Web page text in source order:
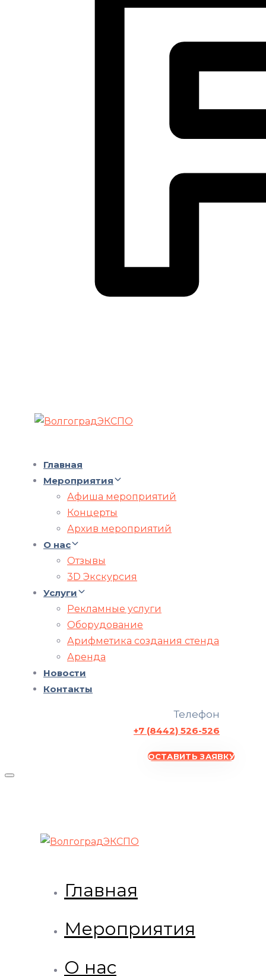
Главная
Мероприятия
Афиша мероприятий
Концерты
Архив мероприятий
О нас
Отзывы
3D Экскурсия
Услуги
Рекламные услуги
Оборудование
Арифметика создания стенда
Аренда
Новости
Контакты
Телефон
+7 (8442) 526-526
ОСТАВИТЬ ЗАЯВКУ
Главная
Мероприятия
О нас